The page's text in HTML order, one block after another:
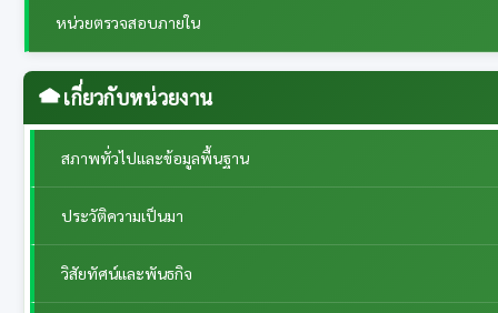
หน่วยตรวจสอบภายใน
เกี่ยวกับหน่วยงาน
สภาพทั่วไปและข้อมูลพื้นฐาน
ประวัติความเป็นมา
วิสัยทัศน์และพันธกิจ